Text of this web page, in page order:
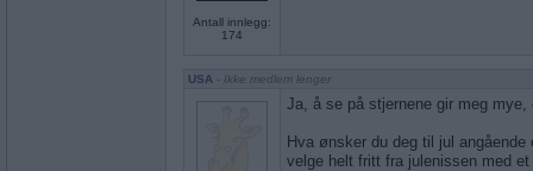
Antall innlegg:
174
USA - Ikke medlem lenger
Ja, å se på stjernene gir meg mye,
Hva ønsker du deg til jul
velge helt fritt fra julenissen med